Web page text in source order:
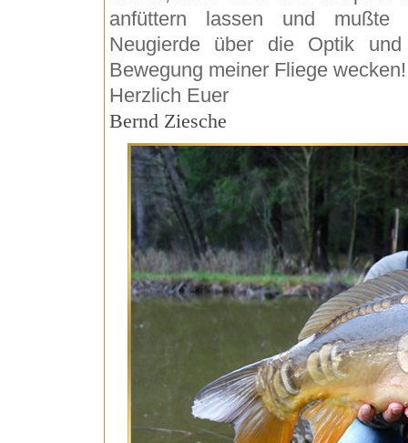
anfüttern lassen und mußte
Neugierde über die Optik
Bewegung meiner Fliege wecken!
Herzlich Euer
Bernd Ziesche